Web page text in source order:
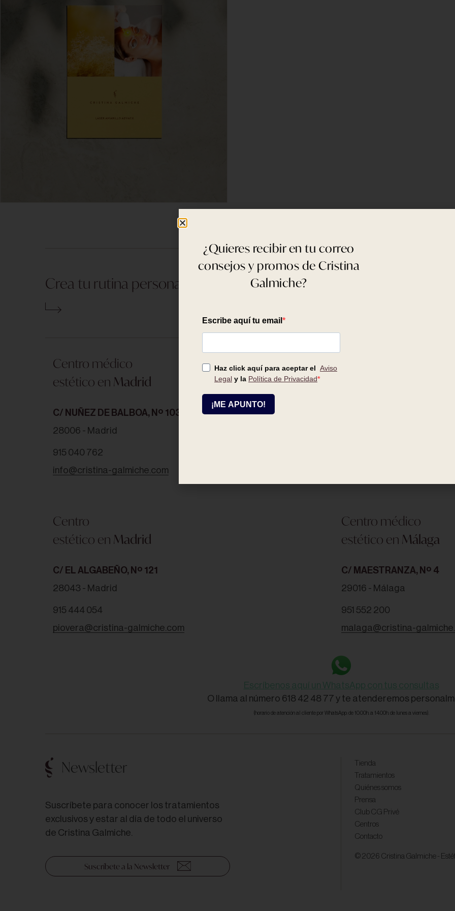
QUIERO ESTE TRATAMIENTO -
Crea tu rutina personalizada
Centro médico
estético en Madrid
C/ NUÑEZ DE BALBOA, Nº 103
28006 - Madrid
915 040 762
info@cristina-galmiche.com
Centro
estético en Madrid
C/ EL ALGABEÑO, Nº 121
28043 - Madrid
915 444 054
piovera@cristina-galmiche.com
Centro médico
estético en Málaga
C/ MAESTRANZA, Nº 4
29016 - Málaga
951 552 200
malaga@cristina-
Escríbenos aquí un WhatsApp con tus consultas
O llama al número 618 42 48 77 y te atenderemos
(horario de atención al cliente por WhatsApp: de 10:00h. a 14:00h. de lunes a viernes).
Newsletter
Suscríbete para conocer los tratamientos
exclusivos y estar al día de todo el universo
de Cristina Galmiche.
Suscríbete a la Newsletter
Tienda
Tratamientos
Quiénes somos
Prensa
Club CG Privé
Centros
Contacto
© 2026 Cristina Galmiche -
¿Quieres recibir en tu correo
consejos y promos de Cristina
Galmiche?